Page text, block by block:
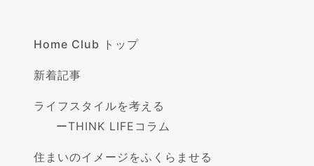
Home Club トップ
新着記事
ライフスタイルを考える
ーTHINK LIFEコラム
住まいのイメージをふくらませる